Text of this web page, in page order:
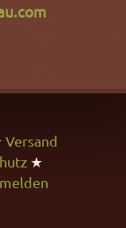
Versand
★